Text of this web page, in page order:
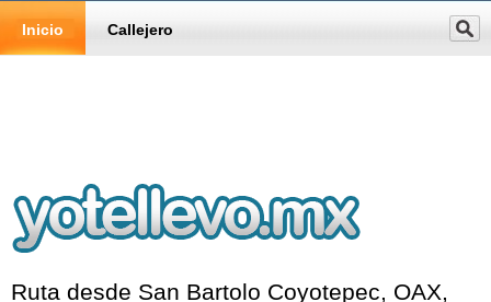
Inicio Callejero
Ruta desde San Bartolo Coyotepec, OAX,